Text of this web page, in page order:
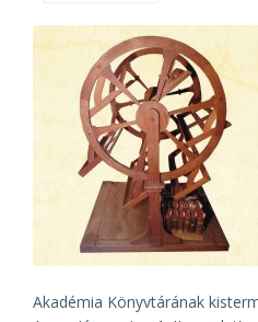
Akadémia Könyvtárának